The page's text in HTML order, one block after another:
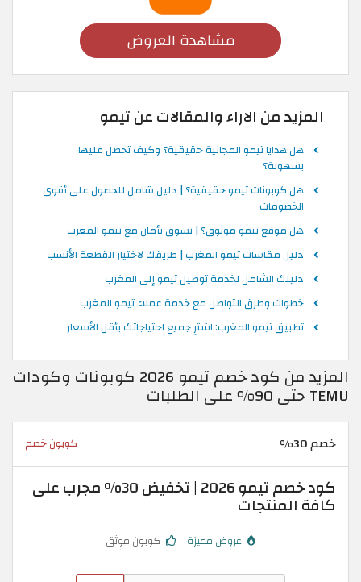
مشاهدة العروض
المزيد من الاراء والمقالات عن تيمو
هل هدايا تيمو المجانية حقيقية؟ وكيف تحصل عليها
بسهولة؟
هل كوبونات تيمو حقيقية؟ | دليل شامل للحصول على أقوى
الخصومات
هل موقع تيمو موثوق؟ | تسوق بأمان مع تيمو المغرب
دليل مقاسات تيمو المغرب | طريقك لاختيار القطعة الأنسب
دليلك الشامل لخدمة توصيل تيمو إلى المغرب
خطوات وطرق التواصل مع خدمة عملاء تيمو المغرب
تطبيق تيمو المغرب: اشترِ جميع احتياجاتك بأقل الأسعار
المزيد من كود خصم تيمو 2026 كوبونات وكودات
TEMU حتى 90% على الطلبات
خصم 30% كوبون خصم
كود خصم تيمو 2026 | تخفيض 30% مجرب على
كافة المنتجات
عروض مميزة كوبون موثق